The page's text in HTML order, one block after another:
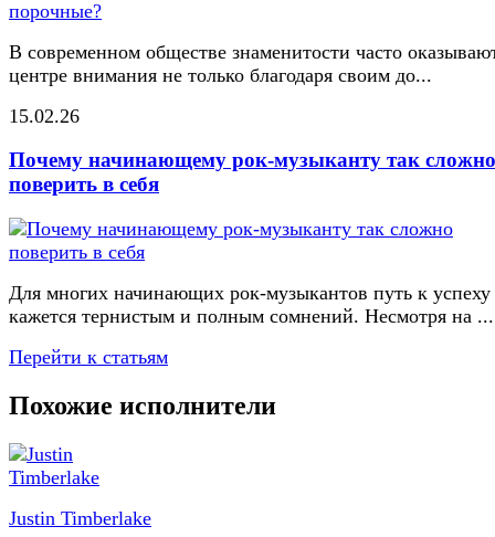
В современном обществе знаменитости часто
центре внимания не только благодаря своим до...
15.02.26
Почему начинающему рок-музыканту так сложно
поверить в себя
Для многих начинающих рок-музыкантов путь к успеху
кажется тернистым и полным сомнений. Несмотря на ...
Перейти к статьям
Похожие исполнители
Justin Timberlake